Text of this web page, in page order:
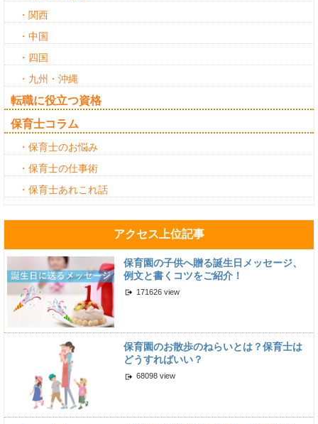
・関西
・中国
・四国
・九州・沖縄
転職に役立つ資格
保育士コラム
・保育士のお悩み
・保育士の仕事術
・保育士あれこれ話
アクセス上位記事
保育園の子供へ贈る誕生日メッセージ、
例文と書くコツをご紹介！
171626 view
保育園のお散歩のねらいとは？保育士は
どうすればいい？
68098 view